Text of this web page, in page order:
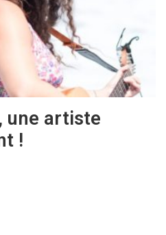
une artiste
!